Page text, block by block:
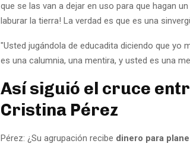
que se las van a dejar en uso para que hagan
laburar la tierra! La verdad es que es una
"Usted jugándola de educadita diciendo que yo
es una calumnia, una mentira, y usted es una
Así siguió el cruce
Cristina Pérez
Pérez: ¿Su agrupación recibe dinero para